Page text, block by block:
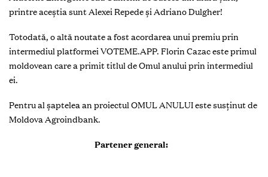
printre aceștia sunt Alexei Repede și Adriano Dulgher!
Totodată, o altă noutate a fost acordarea unui premiu prin
intermediul platformei VOTEME.APP. Florin Cazac este primul
moldovean care a primit titlul de Omul anului prin intermediul
ei.
Pentru al şaptelea an proiectul OMUL ANULUI este susținut de
Moldova Agroindbank.
Partener general: